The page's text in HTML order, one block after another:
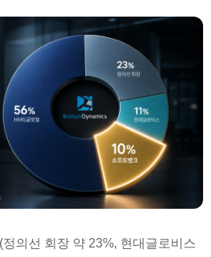
의선 회장 약 23%, 현대글로비스